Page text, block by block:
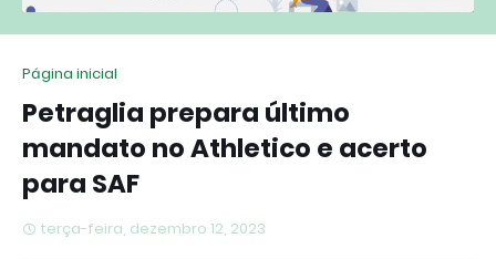
Página inicial
Petraglia prepara último
mandato no Athletico e acerto
para SAF
terça-feira, dezembro 12, 2023